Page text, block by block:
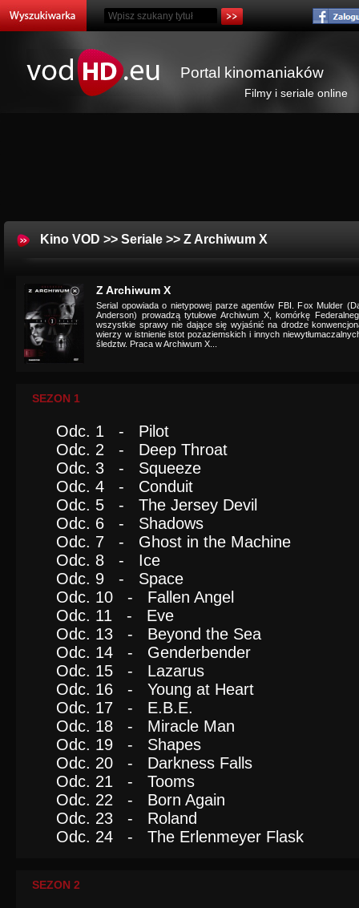
Portal kinomaniaków
Filmy i seriale online
Kino VOD >> Seriale >> Z Archiwum X
Z Archiwum X
Serial opowiada o nietypowej parze agentów FBI. Fox Mulder
Anderson) prowadzą tytułowe Archiwum X, komórkę
wszystkie sprawy nie dające się wyjaśnić na drodze
wierzy w istnienie istot pozaziemskich i innych
śledztw. Praca w Archiwum X...
SEZON 1
Odc. 1 - Pilot
Odc. 2 - Deep Throat
Odc. 3 - Squeeze
Odc. 4 - Conduit
Odc. 5 - The Jersey Devil
Odc. 6 - Shadows
Odc. 7 - Ghost in the Machine
Odc. 8 - Ice
Odc. 9 - Space
Odc. 10 - Fallen Angel
Odc. 11 - Eve
Odc. 13 - Beyond the Sea
Odc. 14 - Genderbender
Odc. 15 - Lazarus
Odc. 16 - Young at Heart
Odc. 17 - E.B.E.
Odc. 18 - Miracle Man
Odc. 19 - Shapes
Odc. 20 - Darkness Falls
Odc. 21 - Tooms
Odc. 22 - Born Again
Odc. 23 - Roland
Odc. 24 - The Erlenmeyer Flask
SEZON 2